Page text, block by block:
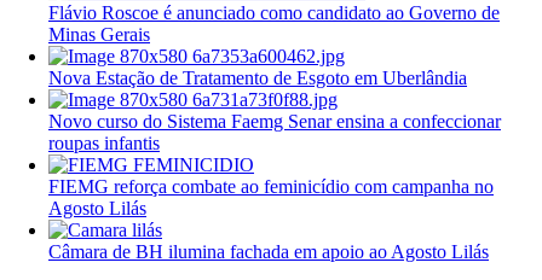
Flávio Roscoe é anunciado como candidato ao Governo de
Minas Gerais
Nova Estação de Tratamento de Esgoto em Uberlândia
Novo curso do Sistema Faemg Senar ensina a confeccionar
roupas infantis
FIEMG reforça combate ao feminicídio com campanha no
Agosto Lilás
Câmara de BH ilumina fachada em apoio ao Agosto Lilás